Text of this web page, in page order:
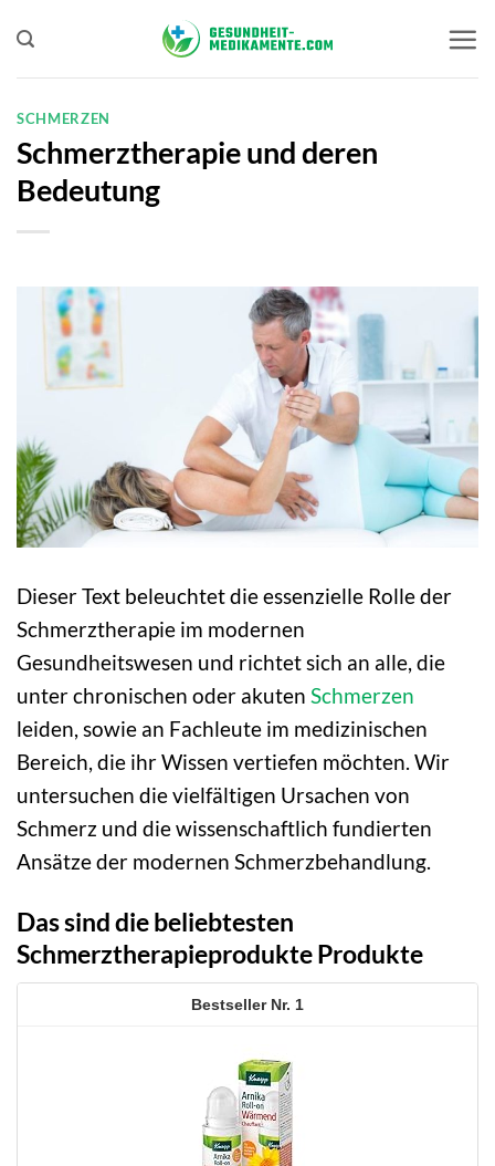
Inhalt
springen
SCHMERZEN
Schmerztherapie und deren
Bedeutung
Dieser Text beleuchtet die essenzielle Rolle der
Schmerztherapie im modernen
Gesundheitswesen und richtet sich an alle, die
unter chronischen oder akuten Schmerzen
leiden, sowie an Fachleute im medizinischen
Bereich, die ihr Wissen vertiefen möchten. Wir
untersuchen die vielfältigen Ursachen von
Schmerz und die wissenschaftlich fundierten
Ansätze der modernen Schmerzbehandlung.
Das sind die beliebtesten
Schmerztherapieprodukte Produkte
1